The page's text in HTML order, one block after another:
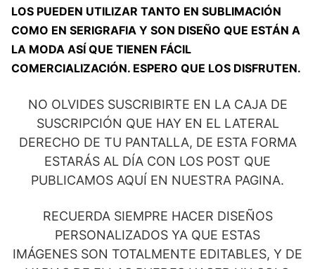
LOS PUEDEN UTILIZAR TANTO EN SUBLIMACIÓN
COMO EN SERIGRAFIA Y SON DISEÑO QUE ESTÁN A
LA MODA ASÍ QUE TIENEN FÁCIL
COMERCIALIZACIÓN. ESPERO QUE LOS DISFRUTEN.
NO OLVIDES SUSCRIBIRTE EN LA CAJA DE
SUSCRIPCIÓN QUE HAY EN EL LATERAL
DERECHO DE TU PANTALLA, DE ESTA FORMA
ESTARÁS AL DÍA CON LOS POST QUE
PUBLICAMOS AQUÍ EN NUESTRA PAGINA.
RECUERDA SIEMPRE HACER DISEÑOS
PERSONALIZADOS YA QUE ESTAS
IMÁGENES SON TOTALMENTE EDITABLES, Y DE